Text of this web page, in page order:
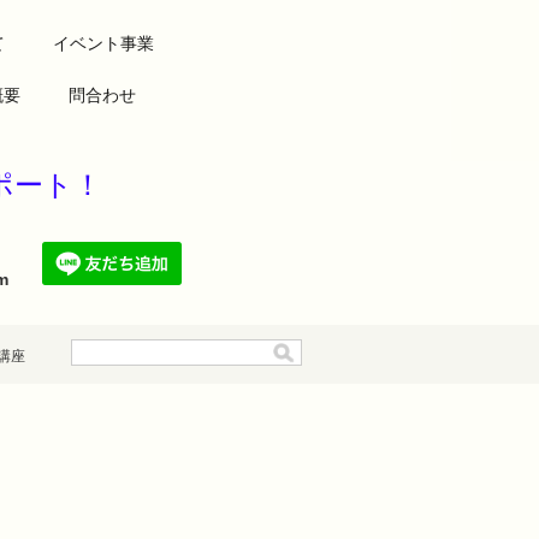
イベント事業
要 問合わせ
サポート！
座